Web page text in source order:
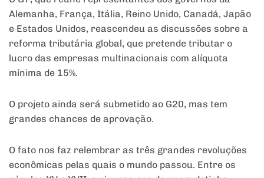
Alemanha, França, Itália, Reino Unido, Canadá, Japão
e Estados Unidos, reascendeu as discussões sobre a
reforma tributária global, que pretende tributar o
lucro das empresas multinacionais com alíquota
mínima de 15%.
O projeto ainda será submetido ao G20, mas tem
grandes chances de aprovação.
O fato nos faz relembrar as três grandes revoluções
econômicas pelas quais o mundo passou. Entre os